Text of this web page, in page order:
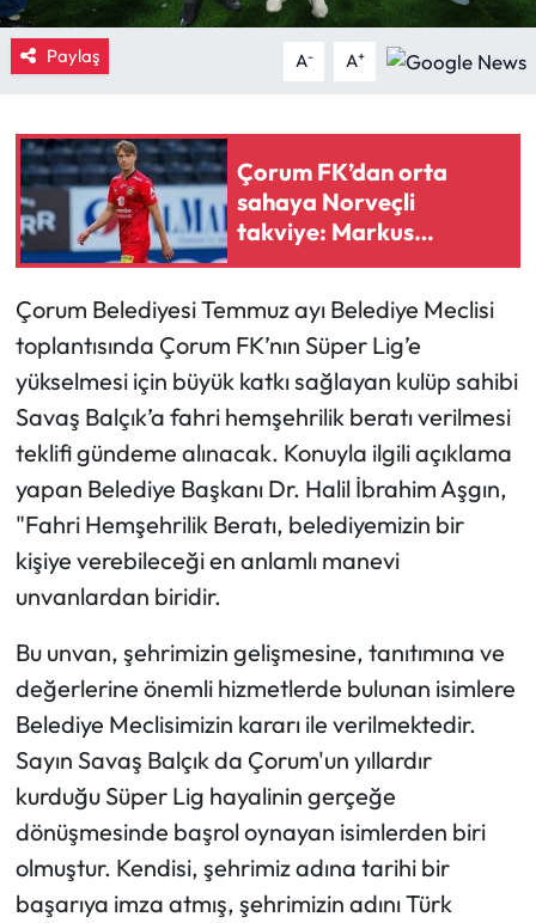
Paylaş A- A+
Çorum FK’dan orta
sahaya Norveçli
takviye: Markus
Karlsbakk geliyor
Çorum Belediyesi Temmuz ayı Belediye Meclisi
toplantısında Çorum FK’nın Süper Lig’e
yükselmesi için büyük katkı sağlayan kulüp sahibi
Savaş Balçık’a fahri hemşehrilik beratı verilmesi
teklifi gündeme alınacak. Konuyla ilgili açıklama
yapan Belediye Başkanı Dr. Halil İbrahim Aşgın,
"Fahri Hemşehrilik Beratı, belediyemizin bir
kişiye verebileceği en anlamlı manevi
unvanlardan biridir.
Bu unvan, şehrimizin gelişmesine, tanıtımına ve
değerlerine önemli hizmetlerde bulunan isimlere
Belediye Meclisimizin kararı ile verilmektedir.
Sayın Savaş Balçık da Çorum'un yıllardır
kurduğu Süper Lig hayalinin gerçeğe
dönüşmesinde başrol oynayan isimlerden biri
olmuştur. Kendisi, şehrimiz adına tarihi bir
başarıya imza atmış, şehrimizin adını Türk
Kimdir?
Laçin Haberleri
Magazin
Oğuzlar Haberleri
Ortaköy Haberleri
Osmancık Haberleri
Otomotiv
Resmi İlan
Resmi Reklam
Sağlık
Siyaset
Spor
Sungurlu Haberleri